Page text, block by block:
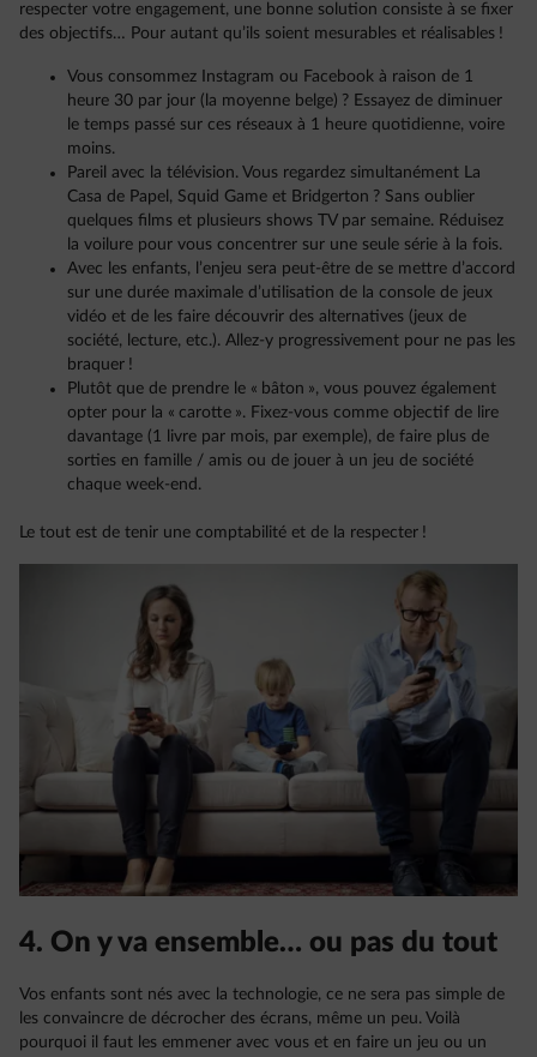
respecter votre engagement, une bonne solution consiste à se fixer
des objectifs… Pour autant qu’ils soient mesurables et réalisables !
Vous consommez Instagram ou Facebook à raison de 1
heure 30 par jour (la moyenne belge) ? Essayez de diminuer
le temps passé sur ces réseaux à 1 heure quotidienne, voire
moins.
Pareil avec la télévision. Vous regardez simultanément La
Casa de Papel, Squid Game et Bridgerton ? Sans oublier
quelques films et plusieurs shows TV par semaine. Réduisez
la voilure pour vous concentrer sur une seule série à la fois.
Avec les enfants, l’enjeu sera peut-être de se mettre d’accord
sur une durée maximale d’utilisation de la console de jeux
vidéo et de les faire découvrir des alternatives (jeux de
société, lecture, etc.). Allez-y progressivement pour ne pas les
braquer !
Plutôt que de prendre le « bâton », vous pouvez également
opter pour la « carotte ». Fixez-vous comme objectif de lire
davantage (1 livre par mois, par exemple), de faire plus de
sorties en famille / amis ou de jouer à un jeu de société
chaque week-end.
Le tout est de tenir une comptabilité et de la respecter !
4. On y va ensemble… ou pas du tout
Vos enfants sont nés avec la technologie, ce ne sera pas simple de
les convaincre de décrocher des écrans, même un peu. Voilà
pourquoi il faut les emmener avec vous et en faire un jeu ou un